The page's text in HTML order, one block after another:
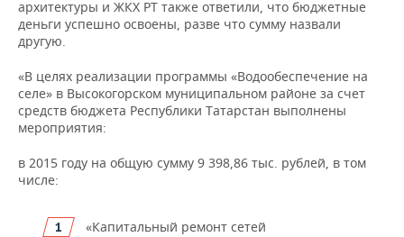
архитектуры и ЖКХ РТ также ответили, что бюджетные
деньги успешно освоены, разве что сумму назвали
другую.
«В целях реализации программы «Водообеспечение на
селе» в Высокогорском муниципальном районе за счет
средств бюджета Республики Татарстан выполнены
мероприятия:
в 2015 году на общую сумму 9 398,86 тыс. рублей, в том
числе:
«Капитальный ремонт сетей